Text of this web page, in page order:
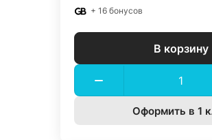
+ 16 бонусов
В корзину
Оформить в 1